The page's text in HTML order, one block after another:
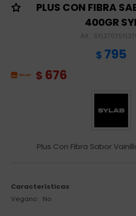
PLUS CON FIBRA
400GR
$ 795
$ 676
Plus Con Fibra Sabor
Características
Vegano
No